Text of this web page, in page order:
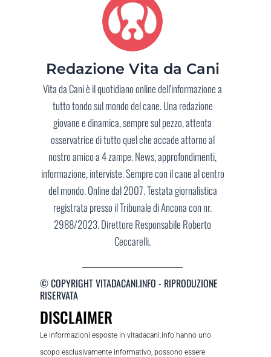
Redazione Vita da Cani
Vita da Cani è il quotidiano online dell'informazione a
tutto tondo sul mondo del cane. Una redazione
giovane e dinamica, sempre sul pezzo, attenta
osservatrice di tutto quel che accade attorno al
nostro amico a 4 zampe. News, approfondimenti,
informazione, interviste. Sempre con il cane al centro
del mondo. Online dal 2007. Testata giornalistica
registrata presso il Tribunale di Ancona con nr.
2988/2023. Direttore Responsabile Roberto
Ceccarelli.
© COPYRIGHT VITADACANI.INFO - RIPRODUZIONE
RISERVATA
DISCLAIMER
Le informazioni esposte in vitadacani.info hanno uno
scopo esclusivamente informativo, possono essere